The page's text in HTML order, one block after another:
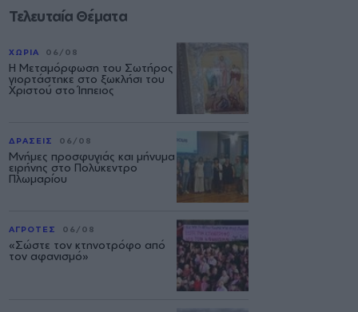
Τελευταία Θέματα
ΧΩΡΙΑ 06/08
Η Μεταμόρφωση του Σωτήρος
γιορτάστηκε στο ξωκλήσι του
Χριστού στο Ίππειος
ΔΡΑΣΕΙΣ 06/08
Μνήμες προσφυγιάς και μήνυμα
ειρήνης στο Πολύκεντρο
Πλωμαρίου
ΑΓΡΟΤΕΣ 06/08
«Σώστε τον κτηνοτρόφο από
τον αφανισμό»